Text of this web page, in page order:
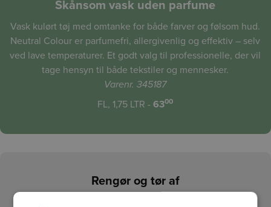
Skånsom vask uden parfume
Vask kulørt tøj med omtanke for både farver og følsom hud.
Neutral Colour er parfumefri, allergivenlig og effektiv – selv
ved lave temperaturer. Et godt valg til professionelle, der vil
tage hensyn til både tekstiler og mennesker.
Varenr. 345187
FL, 1,75 LTR -6300
Rengør og tør af